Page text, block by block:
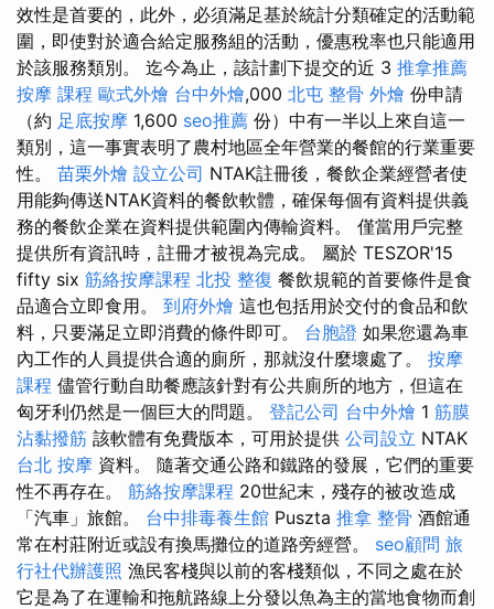
效性是首要的，此外，必須滿足基於統計分類確定的活動範
圍，即使對於適合給定服務組的活動，優惠稅率也只能適用
於該服務類別。 迄今為止，該計劃下提交的近 3 推拿推薦
按摩 課程 歐式外燴 台中外燴,000 北屯 整骨 外燴 份申請
（約 足底按摩 1,600 seo推薦 份）中有一半以上來自這一
類別，這一事實表明了農村地區全年營業的餐館的行業重要
性。 苗栗外燴 設立公司 NTAK註冊後，餐飲企業經營者使
用能夠傳送NTAK資料的餐飲軟體，確保每個有資料提供義
務的餐飲企業在資料提供範圍內傳輸資料。 僅當用戶完整
提供所有資訊時，註冊才被視為完成。 屬於 TESZOR'15
fifty six 筋絡按摩課程 北投 整復 餐飲規範的首要條件是食
品適合立即食用。 到府外燴 這也包括用於交付的食品和飲
料，只要滿足立即消費的條件即可。 台胞證 如果您還為車
內工作的人員提供合適的廁所，那就沒什麼壞處了。 按摩
課程 儘管行動自助餐應該針對有公共廁所的地方，但這在
匈牙利仍然是一個巨大的問題。 登記公司 台中外燴 1 筋膜
沾黏撥筋 該軟體有免費版本，可用於提供 公司設立 NTAK
台北 按摩 資料。 隨著交通公路和鐵路的發展，它們的重要
性不再存在。 筋絡按摩課程 20世紀末，殘存的被改造成
「汽車」旅館。 台中排毒養生館 Puszta 推拿 整骨 酒館通
常在村莊附近或設有換馬攤位的道路旁經營。 seo顧問 旅
行社代辦護照 漁民客棧與以前的客棧類似，不同之處在於
它是為了在運輸和拖航路線上分發以魚為主的當地食物而創